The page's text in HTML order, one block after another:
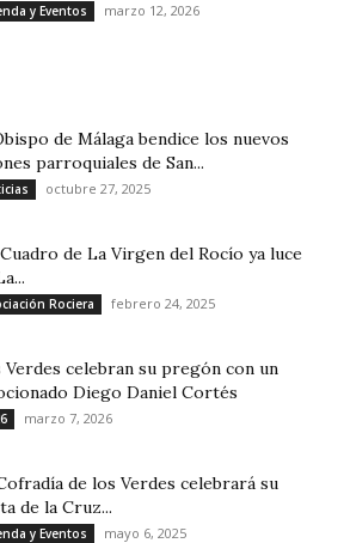
y Eventos marzo 12, 2026
de Málaga bendice los nuevos
parroquiales de San...
octubre 27, 2025
de La Virgen del Rocío ya luce
Rociera febrero 24, 2025
Verdes celebran su pregón con un
Diego Daniel Cortés
marzo 7, 2026
de los Verdes celebrará su
de la Cruz...
y Eventos mayo 6, 2025